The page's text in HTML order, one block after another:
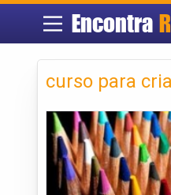
Encontra
curso para